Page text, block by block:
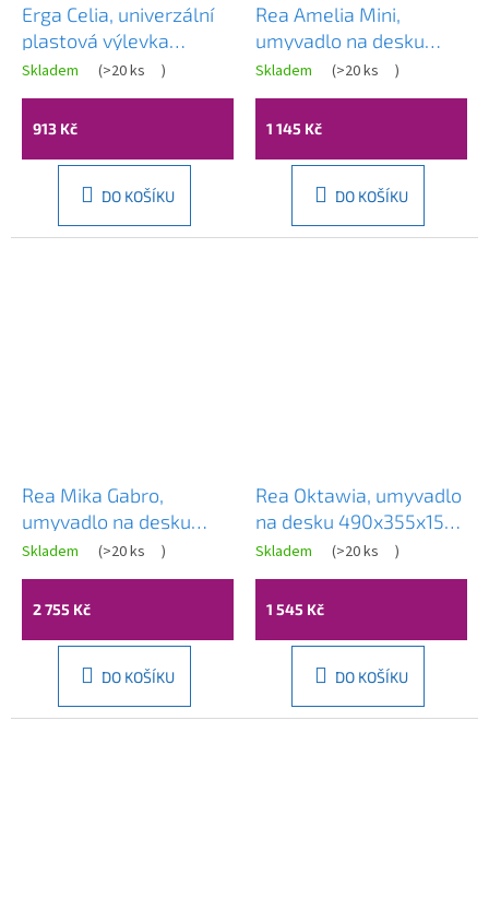
Erga Celia, univerzální
plastová výlevka
58,4x38x26 cm + sifon,
1-komorová, černá,
GMA-KGC60-BK
Skladem (>20 ks )
913 Kč
DO KOŠÍKU
Rea Amelia Mini,
umyvadlo na desku
380x260x120 mm, bílá
lesklá, REA-U3322
Skladem (>20 ks )
1 145 Kč
DO KOŠÍKU
Rea Mika Gabro,
umyvadlo na desku
480x380x155 mm,
imitace kamene-šedá,
REA-U0633
Skladem (>20 ks )
2 755 Kč
DO KOŠÍKU
Rea Oktawia, umyvadlo
na desku 490x355x150
mm, bílá lesklá, REA-
U6366
Skladem (>20 ks )
1 545 Kč
DO KOŠÍKU